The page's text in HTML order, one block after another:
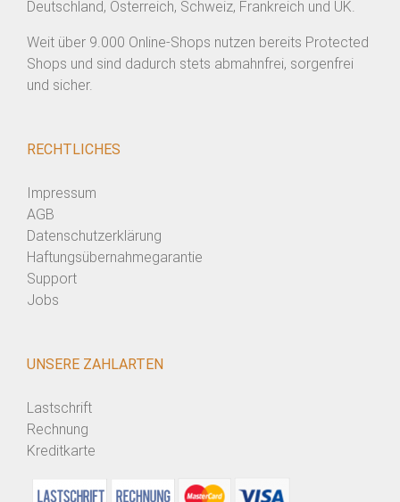
Deutschland, Österreich, Schweiz, Frankreich und UK.
Weit über 9.000 Online-Shops nutzen bereits Protected
Shops und sind dadurch stets abmahnfrei, sorgenfrei
und sicher.
RECHTLICHES
Impressum
AGB
Datenschutzerklärung
Haftungsübernahmegarantie
Support
Jobs
UNSERE ZAHLARTEN
Lastschrift
Rechnung
Kreditkarte